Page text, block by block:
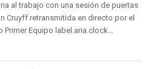
al trabajo con una sesión de puertas
Cruyff retransmitida en directo por el
Primer Equipo label.aria.clock…